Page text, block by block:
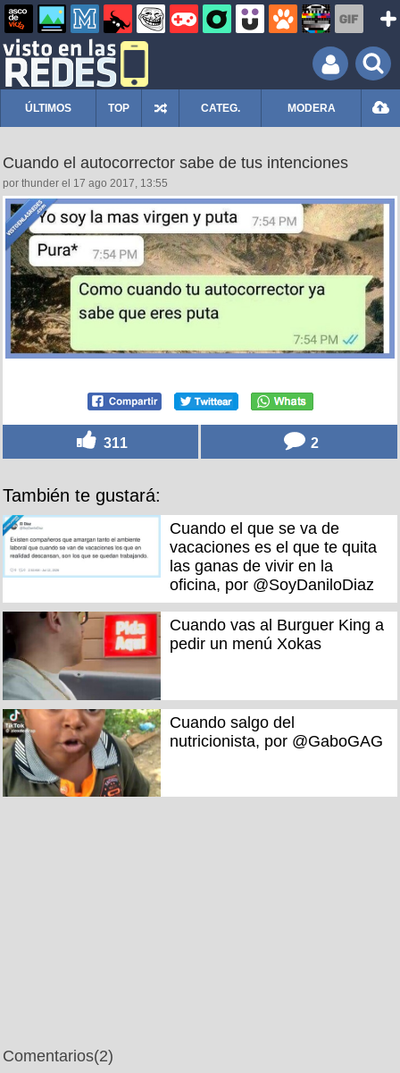
ÚLTIMOS TOP CATEG. MODERA
Cuando el autocorrector sabe de tus intenciones
por thunder el 17 ago 2017, 13:55
311 2
También te gustará:
Cuando el que se va de
vacaciones es el que te quita
las ganas de vivir en la
oficina, por @SoyDaniloDiaz
Cuando vas al Burguer King a
pedir un menú Xokas
Cuando salgo del
nutricionista, por @GaboGAG
Comentarios(2)